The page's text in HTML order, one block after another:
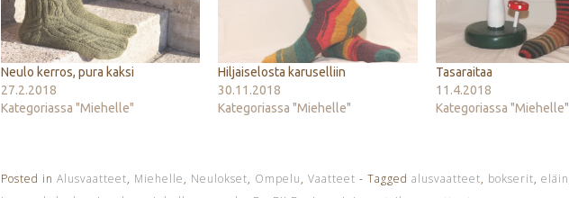
Neulo kerros, pura kaksi
27.2.2018
Kategoriassa "Miehelle"
Hiljaiselosta karuselliin
30.11.2018
Kategoriassa "Miehelle"
Tasaraitaa
11.4.2018
Kategoriassa "Miehelle"
Posted in Alusvaatteet, Miehelle, Neulokset, Ompelu, Vaatteet - Tagged alusvaatteet, bokserit, eläin